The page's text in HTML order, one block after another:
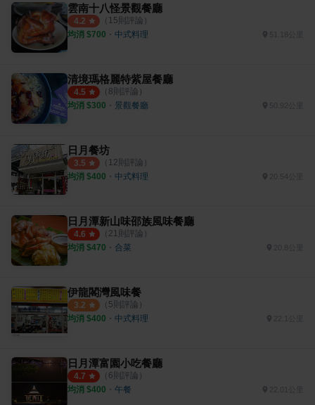
雲南十八怪景觀餐廳
4.2 （ 15則評論）
均消 $700 ・ 中式料理 51.18公里
清境瑪格麗特紫屋餐廳
4.5 （ 8則評論）
均消 $300 ・ 景觀餐廳 50.92公里
日月餐坊
3.5 （ 12則評論）
均消 $400 ・ 中式料理 20.54公里
日月潭新山味邵族風味餐廳
4.6 （ 21 則評論）
均消 $470 ・ 合菜
伊龍閣灣風味餐
3.2 （ 5則評論）
均消 $400 ・ 中式料理
日月潭富園小吃餐廳
4.7 （ 6則評論）
均消 $400 ・ 午餐